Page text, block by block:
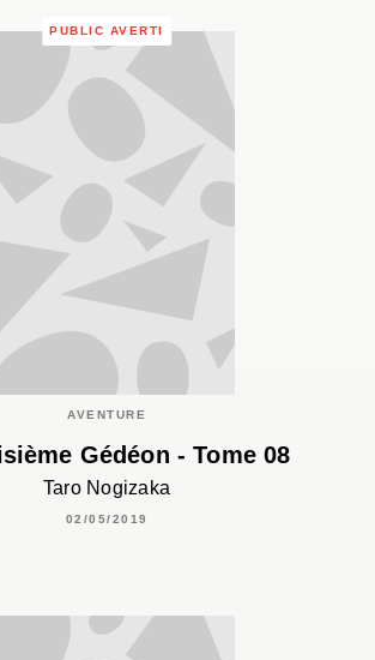
PUBLIC AVERTI
AVENTURE
Gédéon - Tome 08
Taro Nogizaka
02/05/2019